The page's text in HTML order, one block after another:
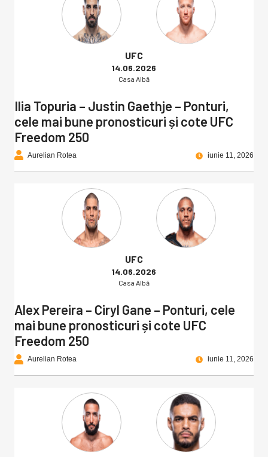
UFC
14.06.2026
Casa Albă
Ilia Topuria – Justin Gaethje – Ponturi,
cele mai bune pronosticuri și cote UFC
Freedom 250
Aurelian Rotea iunie 11, 2026
UFC
14.06.2026
Casa Albă
Alex Pereira – Ciryl Gane – Ponturi, cele
mai bune pronosticuri și cote UFC
Freedom 250
Aurelian Rotea iunie 11, 2026